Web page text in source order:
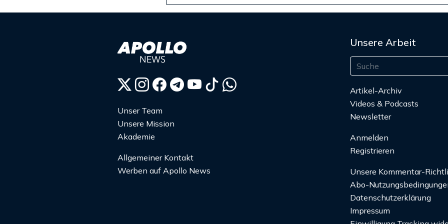
Unser Team
Unsere Mission
Akademie
Allgemeiner Kontakt
Werben auf Apollo News
Unsere Arbeit
Artikel-Archiv
Videos & Podcasts
Newsletter
Anmelden
Registrieren
Unsere Kommentar-
Abo-
Datenschutzerklärung
Impressum